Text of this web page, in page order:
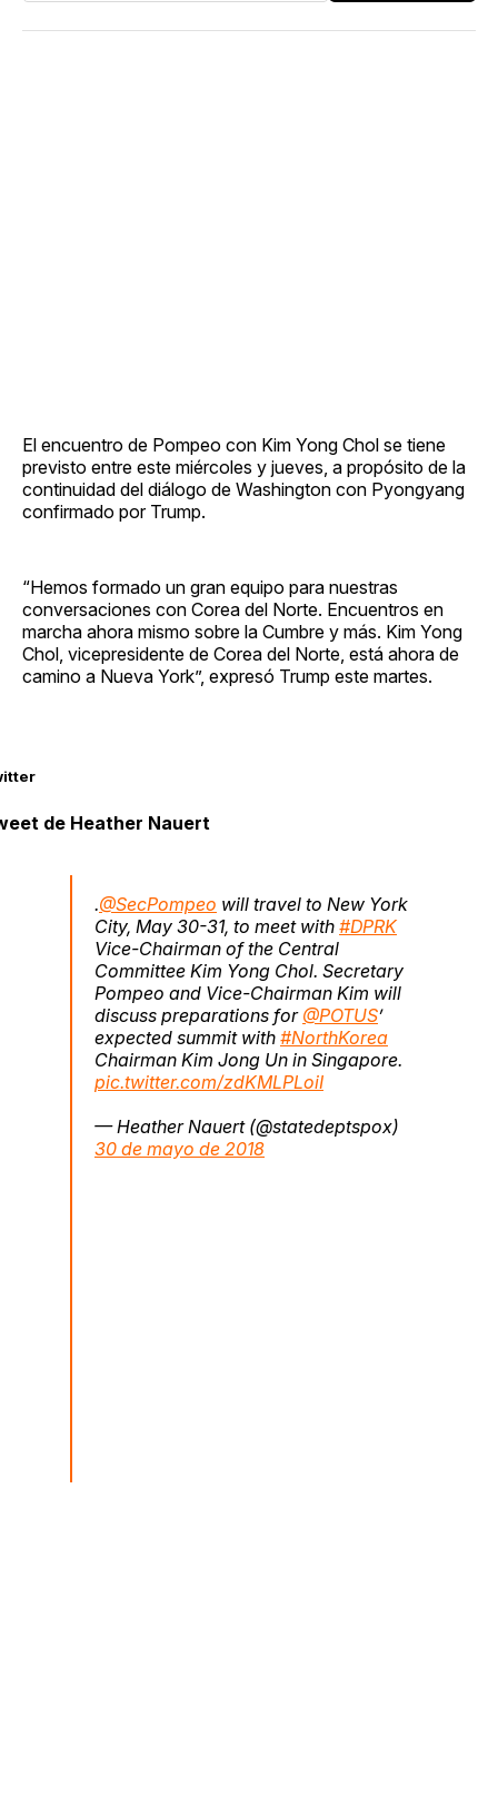
El encuentro de Pompeo con Kim Yong Chol se tiene
previsto entre este miércoles y jueves, a propósito de la
continuidad del diálogo de Washington con Pyongyang
confirmado por Trump.
“Hemos formado un gran equipo para nuestras
conversaciones con Corea del Norte. Encuentros en
marcha ahora mismo sobre la Cumbre y más. Kim Yong
Chol, vicepresidente de Corea del Norte, está ahora de
camino a Nueva York”, expresó Trump este martes.
de Heather Nauert
.@SecPompeo will travel to New York
City, May 30-31, to meet with #DPRK
Vice-Chairman of the Central
Committee Kim Yong Chol. Secretary
Pompeo and Vice-Chairman Kim will
discuss preparations for @POTUS’
expected summit with #NorthKorea
Chairman Kim Jong Un in Singapore.
pic.twitter.com/zdKMLPLoiI
— Heather Nauert (@statedeptspox)
30 de mayo de 2018